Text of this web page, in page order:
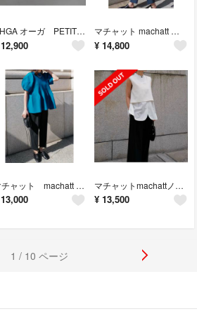
OHGA オーガ PETIT FLOWER PUMPS 22
12,900
マチャット machatt ホールガーメントニット
¥ 14,800
マチャット machatt ホールガーメントニット
13,000
マチャットmachattノースリーブシャツ
¥ 13,500
1 / 10 ページ